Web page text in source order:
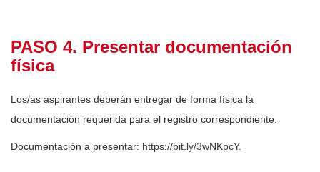
PASO 4. Presentar documentación
física
Los/as aspirantes deberán entregar de forma física la
documentación requerida para el registro correspondiente.
Documentación a presentar: https://bit.ly/3wNKpcY.